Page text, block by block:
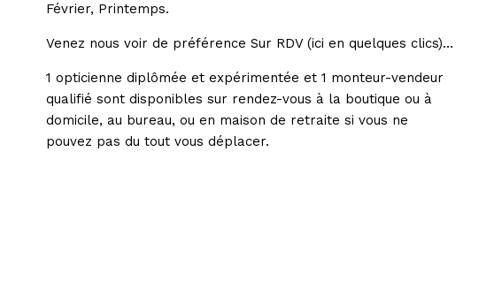
Février, Printemps.
Venez nous voir de préférence Sur RDV (ici en quelques clics)…
1 opticienne diplômée et expérimentée et 1 monteur-vendeur
qualifié sont disponibles sur rendez-vous à la boutique ou à
domicile, au bureau, ou en maison de retraite si vous ne
pouvez pas du tout vous déplacer.